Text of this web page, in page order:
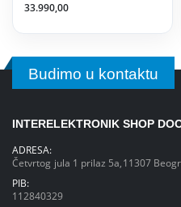
33.990,00
Budimo u kontaktu
INTERELEKTRONIK SHOP
ADRESA:
Četvrtog jula 1 prilaz 5a,11307
PIB:
112840329